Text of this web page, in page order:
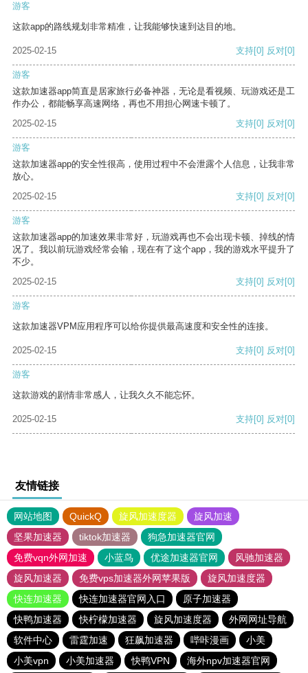
游客
这款app的路线规划非常精准，让我能够快速到达目的地。
2025-02-15 支持[0] 反对[0]
游客
这款加速器app简直是居家旅行必备神器，无论是看视频、玩游戏还是工
作办公，都能畅享高速网络，再也不用担心网速卡顿了。
2025-02-15
支持[0] 反对[0]
游客
这款加速器app的安全性很高，使用过程中不会泄露个人信息，让我非常
放心。
2025-02-15
支持[0] 反对[0]
游客
这款加速器app的加速效果非常好，玩游戏再也不会出现卡顿、掉线的情
况了。我以前玩游戏经常会输，现在有了这个app，我的游戏水平提升了
不少。
2025-02-15
支持[0] 反对[0]
游客
这款加速器VPM应用程序可以给你提供最高速度和安全性的连接。
2025-02-15 支持[0] 反对[0]
游客
这款游戏的剧情非常感人，让我久久不能忘怀。
2025-02-15 支持[0] 反对[0]
友情链接
网站地图 QuickQ 旋风加速度器
旋风加速
坚果加速器
tiktok加速器
狗急加速器官网
免费vqn外网加速
小蓝鸟 优途加速器官网
风驰加速器
旋风加速器
免费vps加速器外网苹果版
旋风加速度器
快连加速器
快连加速器官网入口
原子加速器
快鸭加速器
快柠檬加速器 旋风加速度器
外网网址导航
软件中心
雷霆加速 狂飙加速器 哔咔漫画
小美
小美vpn
小美加速器 快鸭VPN 海外npv加速器官网